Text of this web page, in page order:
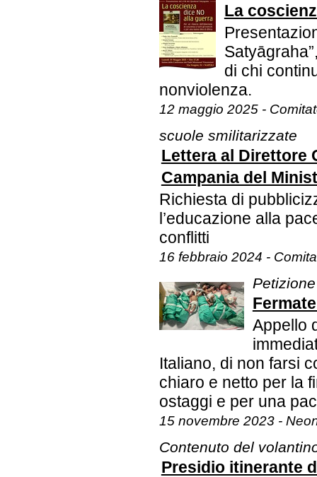
La
di chi
nonviolenza.
12 maggio 2025 -
scuole smilitarizzate
Lettera al Direttore
Campania del
Richiesta di
l’educazione alla
conflitti
16 febbraio 2024 -
Petizione
Appello
Italiano, di non farsi
chiaro e netto per la
ostaggi e per una
15 novembre 2023 -
Contenuto del
Presidio itinerante